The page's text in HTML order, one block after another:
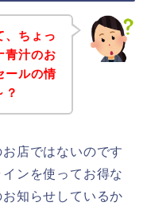
、ちょっ
青汁のお
ールの情
？
店ではないのです
ンを使ってお得な
知らせしているか